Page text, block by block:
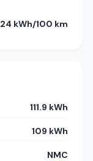
24 kWh/100 km
111.9 kWh
109 kWh
NMC